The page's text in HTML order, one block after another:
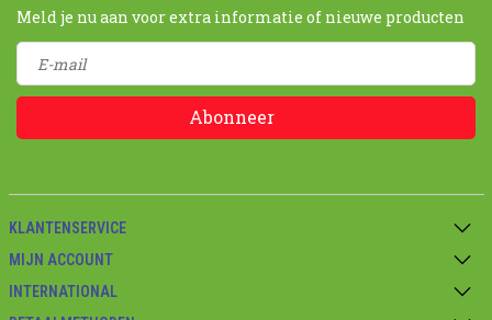
Meld je nu aan voor extra informatie of nieuwe producten
Abonneer
KLANTENSERVICE
MIJN ACCOUNT
INTERNATIONAL